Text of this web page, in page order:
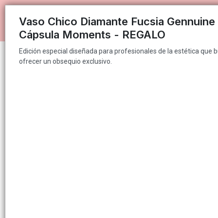
Edición especial diseñada para profesionales de la estética que
Vaso Chico Diamante Fucsia
Cápsula Moments - REGALO
Edición especial diseñada para profesionales de la estética que
ofrecer un obsequio exclusivo.